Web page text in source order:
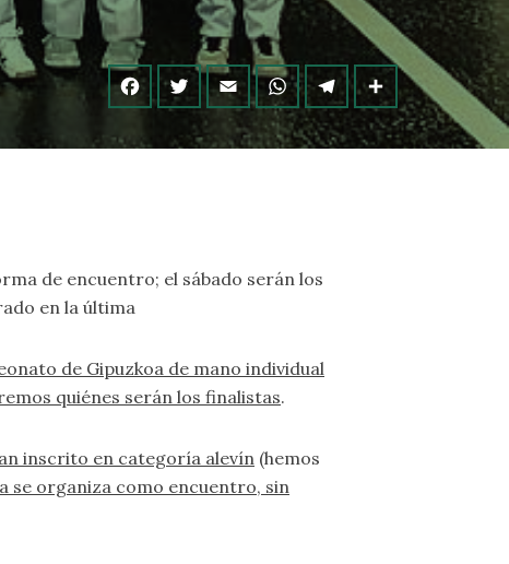
de encuentro; el sábado serán los
en la última
de Gipuzkoa de mano individual
quiénes serán los finalistas.
inscrito en categoría alevín (hemos
se organiza como encuentro, sin